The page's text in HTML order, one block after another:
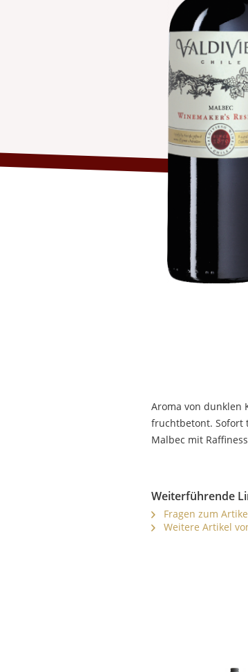
Aroma von dunklen
fruchtbetont. Sofort
Malbec mit
Weiterführende
Fragen zum
Weitere Artikel